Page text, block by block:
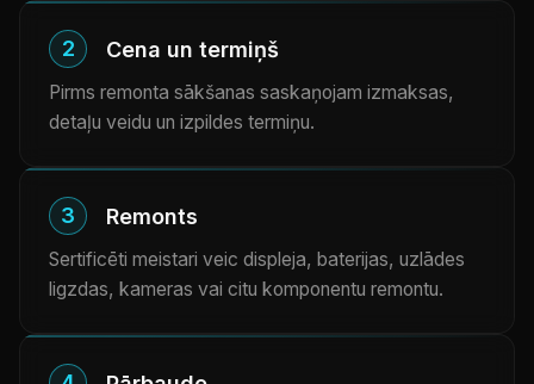
2 Cena un termiņš
Pirms remonta sākšanas saskaņojam izmaksas,
detaļu veidu un izpildes termiņu.
3 Remonts
Sertificēti meistari veic displeja, baterijas, uzlādes
ligzdas, kameras vai citu komponentu remontu.